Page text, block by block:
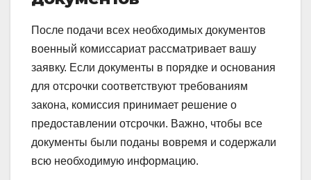
После подачи всех необходимых документов
военный комиссариат рассматривает вашу
заявку. Если документы в порядке и основания
для отсрочки соответствуют требованиям
закона, комиссия принимает решение о
предоставлении отсрочки. Важно, чтобы все
документы были поданы вовремя и содержали
всю необходимую информацию.